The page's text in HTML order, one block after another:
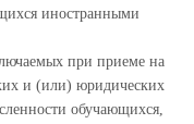
иностранными
при приеме на
и (или) юридических
обучающихся,